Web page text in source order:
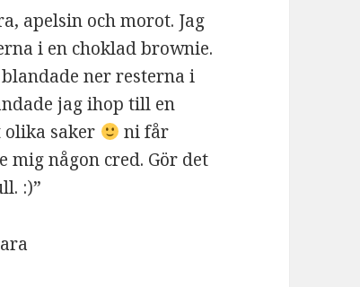
apelsin och morot. Jag
i en choklad brownie.
ner resterna i
jag ihop till en
olika saker
ni får
mig någon cred. Gör det
:)”